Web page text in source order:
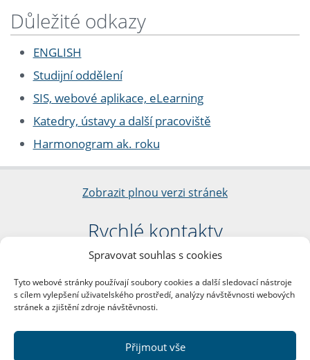
Spravovat souhlas s cookies
Tyto webové stránky používají soubory cookies a další sledovací nástroje
s cílem vylepšení uživatelského prostředí, analýzy návštěvnosti webových
stránek a zjištění zdroje návštěvnosti.
Přijmout vše
Důležité odkazy
ENGLISH
Studijní oddělení
SIS, webové aplikace, eLearning
Katedry, ústavy a další pracoviště
Harmonogram ak. roku
Zobrazit plnou verzi stránek
Rychlé kontakty
Filozofická fakulta
nám. Jana Palacha 1/2
116 38 Praha 1
DIČ: CZ00216208